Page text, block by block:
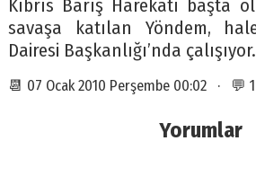
Kıbrıs Barış Harekatı başta
savaşa katılan Yöndem,
Dairesi Başkanlığı’nda çalışıyor.
📆 07 Ocak 2010 Perşembe 00:02 · 💬
Yorumlar